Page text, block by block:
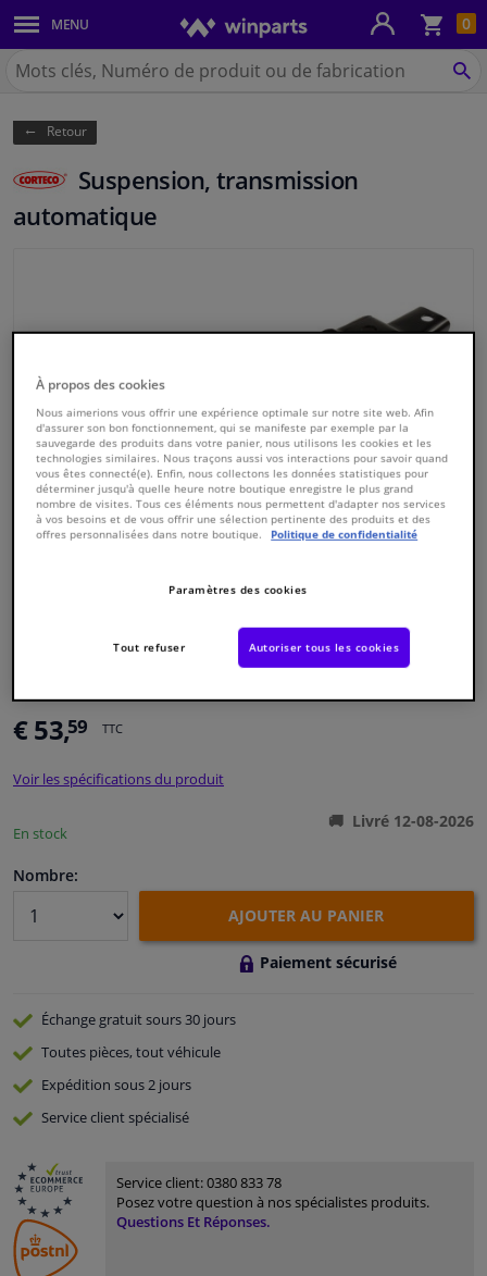
0
MENU
Carrosserie & tôles
Feux & ampoules
Freinage
Système d'échappement
Filtres & liquides
Bagages & transport
Fenêtres & accessoires
Intérieur & ameublement
Styling & Performance
Nettoyage & protection
Promotions et réductions
Chercher
Winparts.be
Retour
Suspension, transmission
automatique
Numéro de produit d'origine:
€ 53,59 TTC
Voir les spécifications du produit
En stock
Livré 12-08-2026
Nombre:
AJOUTER AU PANIER
Paiement sécurisé
Échange gratuitsours 30 jours
Toutes pièces, tout véhicule
Expédition sous 2 jours
Serviceclient spécialisé
Service client:0380 833 78
Posez votre question à nos spécialistes produits.
Questions Et Réponses.
À propos des cookies
Nous aimerions vous offrir une expérience optimale sur notre site web. Afin
d'assurer son bon fonctionnement, qui se manifeste par exemple par la
sauvegarde des produits dans votre panier, nous utilisons les cookies et les
technologies similaires. Nous traçons aussi vos interactions pour savoir quand
vous êtes connecté(e). Enfin, nous collectons les données statistiques pour
déterminer jusqu'à quelle heure notre boutique enregistre le plus grand
nombre de visites. Tous ces éléments nous permettent d'adapter nos services
à vos besoins et de vous offrir une sélection pertinente des produits et des
offres personnalisées dans notre boutique.
Politique de confidentialité
Paramètres des cookies
Tout refuser Autoriser tous les cookies